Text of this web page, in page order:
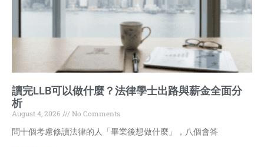
讀完LLB可以做什麼？法律學士出路與薪金全面分
析
August 4, 2026
No Comments
問十個考慮修讀法律的人「畢業後想做什麼」，八個會答